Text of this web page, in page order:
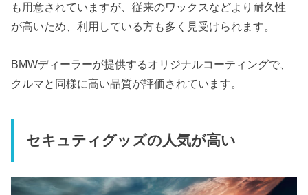
も用意されていますが、従来のワックスなどより耐久性
が高いため、利用している方も多く見受けられます。
BMWディーラーが提供するオリジナルコーティングで、
クルマと同様に高い品質が評価されています。
セキュティグッズの人気が高い